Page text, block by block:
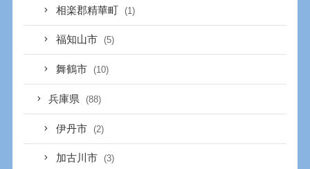
相楽郡精華町 (1)
福知山市 (5)
舞鶴市 (10)
兵庫県 (88)
伊丹市 (2)
加古川市 (3)